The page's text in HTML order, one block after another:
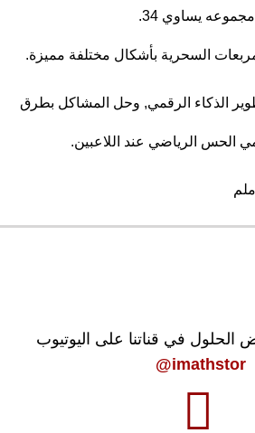
مجموعه يساوي 34.
السحرية بأشكال مختلفة مميزة.
الذكاء الرقمي, وحل المشاكل بطرق
الحس الرياضي عند اللاعبين.
الحلول في قناتنا على اليوتيوب
imathstor@